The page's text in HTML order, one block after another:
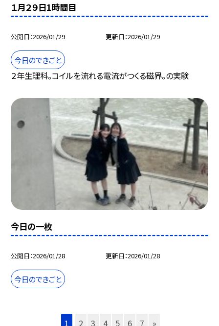
１月２９日1時間目
公開日 2026/01/29 更新日 2026/01/29
今日のできごと
２年生理科。コイルを流れる電流がつくる磁界。の実験
今日の一枚
公開日 2026/01/28 更新日 2026/01/28
今日のできごと
1 2 3 4 5 6 7 »